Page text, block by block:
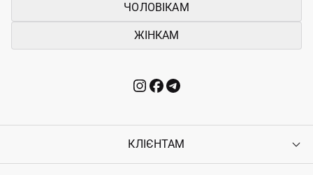
ЧОЛОВІКАМ
ЖІНКАМ
КЛІЄНТАМ